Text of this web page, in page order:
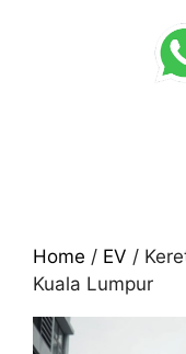
Home / EV /
Kuala Lumpur